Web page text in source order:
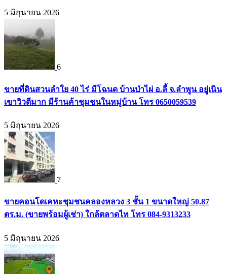
5 มิถุนายน 2026
6
ขายที่ดินสวนลำใย 40 ไร่ มีโฉนด บ้านป่าไผ่ อ.ลี้ จ.ลำพูน อยู่เนิน
เขาวิวดีมาก มีร้านค้าชุมชนในหมู่บ้าน โทร 0650059539
5 มิถุนายน 2026
7
ขายคอนโดเคหะชุมชนคลองหลวง 3 ชั้น 1 ขนาดใหญ่ 50.87
ตร.ม. (ขายพร้อมผู้เช่า) ใกล้ตลาดไท โทร 084-9313233
5 มิถุนายน 2026